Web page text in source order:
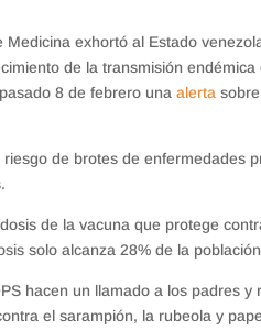
Medicina exhortó al Estado
de la transmisión
8 de febrero unaalerta
de brotes de enfermedades
de la vacuna que protege
solo alcanza 28% de la
hacen un llamado a los padres
el sarampión, la rubeola y